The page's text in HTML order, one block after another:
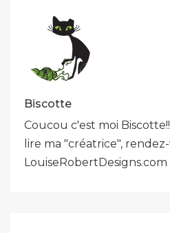
Biscotte
Coucou c'est moi
lire ma "créatrice",
LouiseRobertDesigns.com